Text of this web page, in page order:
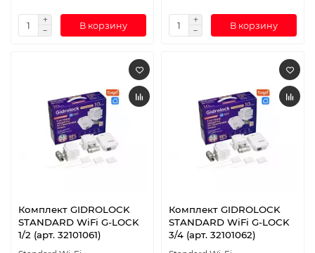
В корзину В корзину
Комплект GIDROLOCK
STANDARD WiFi G-LOCK
1/2 (арт. 32101061)
Комплект GIDROLOCK
STANDARD WiFi G-LOCK
3/4 (арт. 32101062)